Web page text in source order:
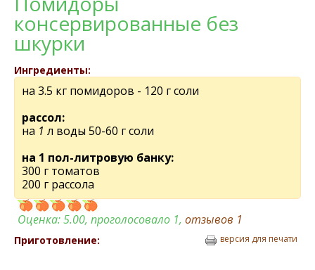
консервированные без
шкурки
Ингредиенты:
на 3.5 кг помидоров - 120 г соли
рассол:
на 1 л воды 50-60 г соли
на 1 пол-литровую банку:
300 г томатов
200 г рассола
Оценка:5.00, проголосовало 1, отзывов 1
Приготовление: версия для печати